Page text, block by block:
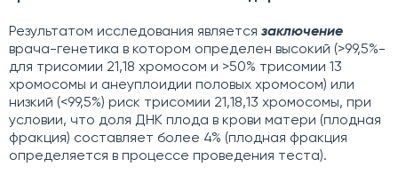
Результатом исследования является заключение
врача-генетика в котором определен высокий (>99,5%-
для трисомии 21,18 хромосом и >50% трисомии 13
хромосомы и анеуплоидии половых хромосом) или
низкий (<99,5%) риск трисомии 21,18,13 хромосомы, при
условии, что доля ДНК плода в крови матери (плодная
фракция) составляет более 4% (плодная фракция
определяется в процессе проведения теста).